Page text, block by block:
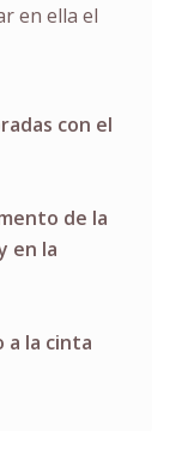
en ella el
con el
de la
en la
a la cinta